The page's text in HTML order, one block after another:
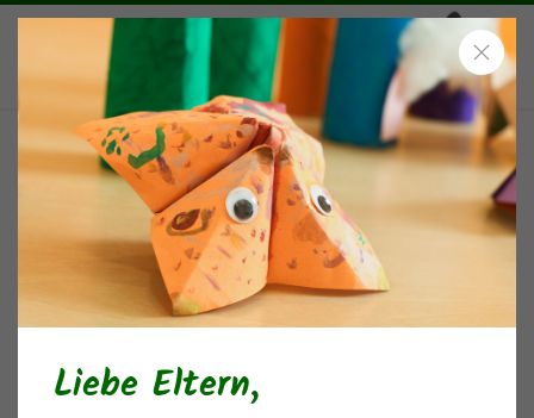
Insektenprojekt in einer
Elementargruppe
Liebe Eltern,